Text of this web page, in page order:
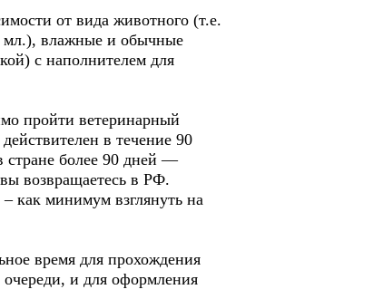
от вида животного (т.е.
мл.), влажные и обычные
с наполнителем для
пройти ветеринарный
в течение 90
стране более 90 дней —
возвращаетесь в РФ.
как минимум взглянуть на
время для прохождения
и для оформления